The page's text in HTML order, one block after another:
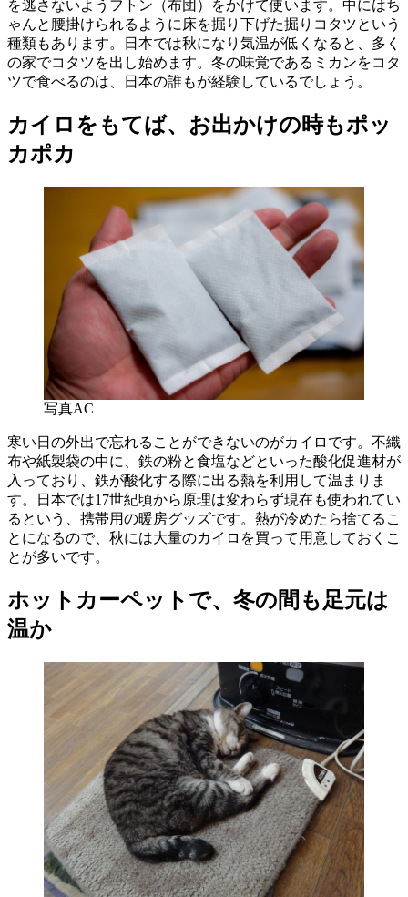
を逃さないようフトン（布団）をかけて使います。中にはち
ゃんと腰掛けられるように床を掘り下げた掘りコタツという
種類もあります。日本では秋になり気温が低くなると、多く
の家でコタツを出し始めます。冬の味覚であるミカンをコタ
ツで食べるのは、日本の誰もが経験しているでしょう。
カイロをもてば、お出かけの時もポッ
カポカ
写真AC
寒い日の外出で忘れることができないのがカイロです。不織
布や紙製袋の中に、鉄の粉と食塩などといった酸化促進材が
入っており、鉄が酸化する際に出る熱を利用して温まりま
す。日本では17世紀頃から原理は変わらず現在も使われてい
るという、携帯用の暖房グッズです。熱が冷めたら捨てるこ
とになるので、秋には大量のカイロを買って用意しておくこ
とが多いです。
ホットカーペットで、冬の間も足元は
温か